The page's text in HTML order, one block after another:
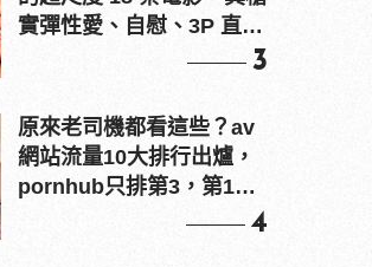
實彈性愛、自慰、3P 直接
3
原來老司機都看這些？av
網站流量10大排行出爐，
pornhub只排第3，第1名
4